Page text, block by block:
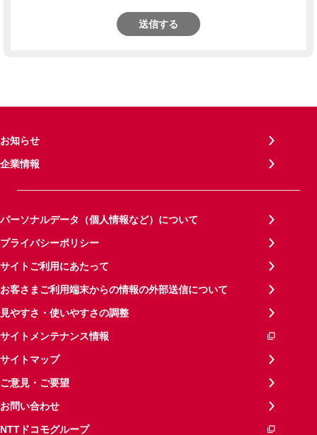
送信する
お知らせ
企業情報
パーソナルデータ（個人情報など）について
プライバシーポリシー
サイトご利用にあたって
お客さまご利用端末からの情報の外部送信について
見やすさ・使いやすさの調整
サイトメンテナンス情報
サイトマップ
ご意見・ご要望
お問い合わせ
NTTドコモグループ